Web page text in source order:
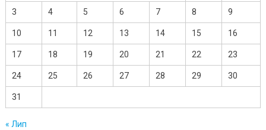
3 4 5 6 7 8 9
10 11 12 13 14 15 16
17 18 19 20 21 22 23
24 25 26 27 28 29 30
31
« Лип